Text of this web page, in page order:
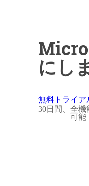
にし
無料トライア
30日間、全機
可能